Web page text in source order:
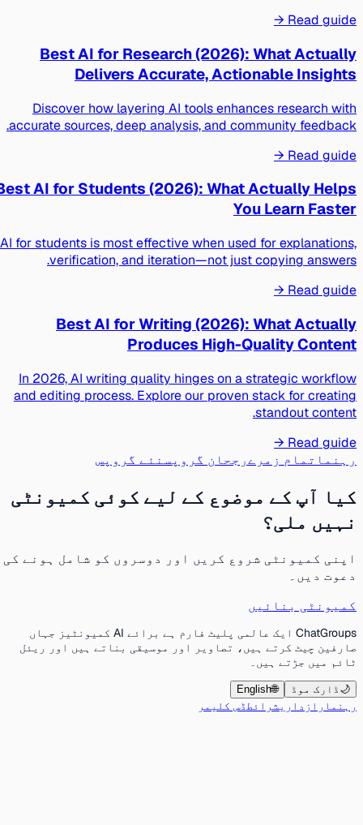
Read guide →
Best AI for Research (2026): What Actually
Delivers Accurate, Actionable Insights
Discover how layering AI tools enhances research with
accurate sources, deep analysis, and community feedback.
Read guide →
Best AI for Students (2026): What Actually Helps
You Learn Faster
AI for students is most effective when used for explanations,
verification, and iteration—not just copying answers.
Read guide →
Best AI for Writing (2026): What Actually
Produces High-Quality Content
In 2026, AI writing quality hinges on a strategic workflow
and editing process. Explore our proven stack for creating
standout content.
Read guide →
رہنماتمام زمرےرجحان گروپسنئے گروپس
کیا آپ کے موضوع کے لیے کوئی کمیونٹی
نہیں ملی؟
اپنی کمیونٹی شروع کریں اور دوسروں کو شامل ہونے کی
دعوت دیں۔
کمیونٹی بنائیں
ChatGroups ایک عالمی پلیٹ فارم ہے برائے AI کمیونٹیز جہاں
صارفین چیٹ کرتے ہیں، تصاویر اور موسیقی بناتے ہیں اور ریئل
ٹائم میں جڑتے ہیں۔
🌙ڈارک موڈ 🌐
English
رہنمارازداری شرائطڈس کلیمر